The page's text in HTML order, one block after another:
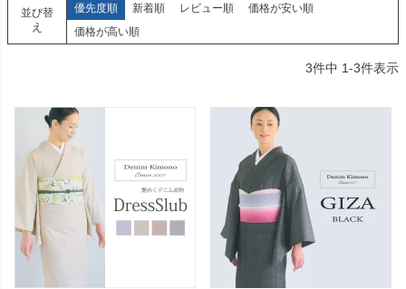
並び替
え
優先度順 新着順 レビュー順
価格が安い順
価格が高い順
3件中 1-3件表示